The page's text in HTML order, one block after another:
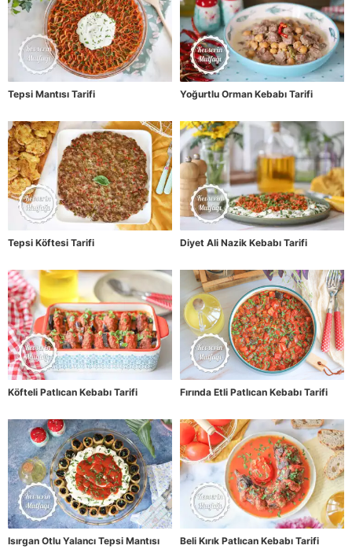
Tepsi Mantısı Tarifi Yoğurtlu Orman Kebabı Tarifi
Tepsi Köftesi Tarifi Diyet Ali Nazik Kebabı Tarifi
Köfteli Patlıcan Kebabı Tarifi Fırında Etli Patlıcan Kebabı Tarifi
Isırgan Otlu Yalancı Tepsi Mantısı
Beli Kırık Patlıcan Kebabı Tarifi